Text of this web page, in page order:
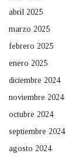
abril 2025
marzo 2025
febrero 2025
enero 2025
diciembre 2024
noviembre 2024
octubre 2024
septiembre 2024
agosto 2024